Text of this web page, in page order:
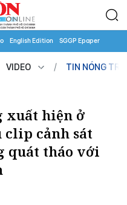
English Edition SGGP Epaper
VIDEO TIN NÓNG
xuất hiện ở
clip cảnh sát
quát tháo với